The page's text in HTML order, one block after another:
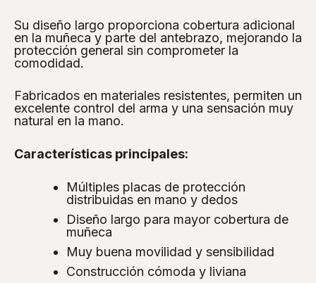
Su diseño largo proporciona cobertura adicional
en la muñeca y parte del antebrazo, mejorando la
protección general sin comprometer la
comodidad.
Fabricados en materiales resistentes, permiten un
excelente control del arma y una sensación muy
natural en la mano.
Características principales:
Múltiples placas de protección
distribuidas en mano y dedos
Diseño largo para mayor cobertura de
muñeca
Muy buena movilidad y sensibilidad
Construcción cómoda y liviana